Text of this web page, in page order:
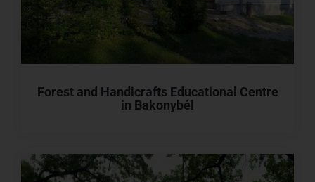
Forest and Handicrafts Educational Centre
in Bakonybél